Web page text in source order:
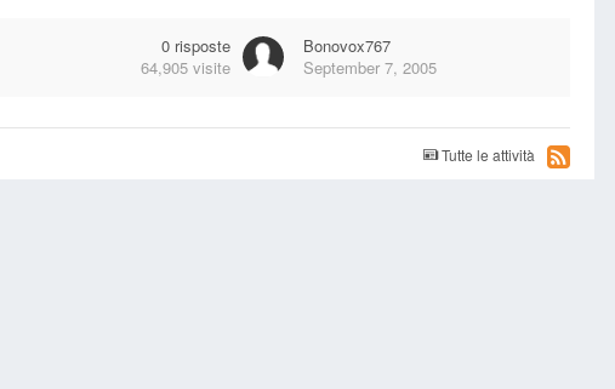
0 risposte
64,905 visite
Bonovox767
September 7, 2005
Tutte le attività